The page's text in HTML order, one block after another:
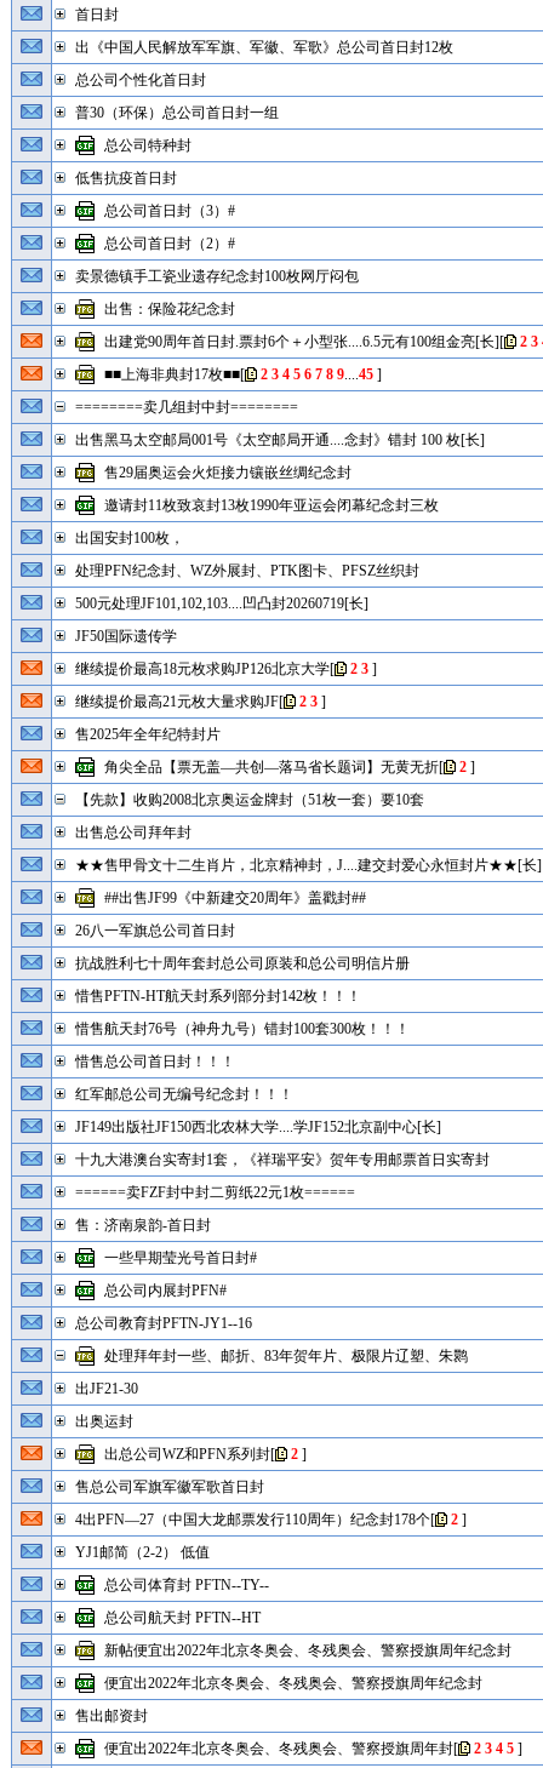
首日封
出《中国人民解放军军旗、军徽、军歌》总公司首日封12枚
总公司个性化首日封
普30（环保）总公司首日封一组
总公司特种封
低售抗疫首日封
总公司首日封（3）#
总公司首日封（2）#
卖景德镇手工瓷业遗存纪念封100枚网厅闷包
出售：保险花纪念封
出建党90周年首日封.票封6个＋小型张....6.5元有100组金亮[长][ 2 3
■■上海非典封17枚■■[ 2 3 4 5 6 7 8 9....45]
========卖几组封中封========
出售黑马太空邮局001号《太空邮局开通....念封》错封 100 枚[长]
售29届奥运会火炬接力镶嵌丝绸纪念封
邀请封11枚致哀封13枚1990年亚运会闭幕纪念封三枚
出国安封100枚，
处理PFN纪念封、WZ外展封、PTK图卡、PFSZ丝织封
500元处理JF101,102,103....凹凸封20260719[长]
JF50国际遗传学
继续提价最高18元枚求购JP126北京大学[ 2 3]
继续提价最高21元枚大量求购JF[ 2 3]
售2025年全年纪特封片
角尖全品【票无盖—共创—落马省长题词】无黄无折[ 2]
【先款】收购2008北京奥运金牌封（51枚一套）要10套
出售总公司拜年封
★★售甲骨文十二生肖片，北京精神封，J....建交封爱心永恒封片★★[长]
##出售JF99《中新建交20周年》盖戳封##
26八一军旗总公司首日封
抗战胜利七十周年套封总公司原装和总公司明信片册
惜售PFTN-HT航天封系列部分封142枚！！！
惜售航天封76号（神舟九号）错封100套300枚！！！
惜售总公司首日封！！！
红军邮总公司无编号纪念封！！！
JF149出版社JF150西北农林大学....学JF152北京副中心[长]
十九大港澳台实寄封1套，《祥瑞平安》贺年专用邮票首日实寄封
======卖FZF封中封二剪纸22元1枚======
售：济南泉韵-首日封
一些早期莹光号首日封#
总公司内展封PFN#
总公司教育封PFTN-JY1--16
处理拜年封一些、邮折、83年贺年片、极限片辽塑、朱鹮
出JF21-30
出奥运封
出总公司WZ和PFN系列封[ 2]
售总公司军旗军徽军歌首日封
4出PFN—27（中国大龙邮票发行110周年）纪念封178个[ 2]
YJ1邮简（2-2） 低值
总公司体育封 PFTN--TY--
总公司航天封 PFTN--HT
新帖便宜出2022年北京冬奥会、冬残奥会、警察授旗周年纪念封
便宜出2022年北京冬奥会、冬残奥会、警察授旗周年纪念封
售出邮资封
便宜出2022年北京冬奥会、冬残奥会、警察授旗周年封[ 2 3 4 5]